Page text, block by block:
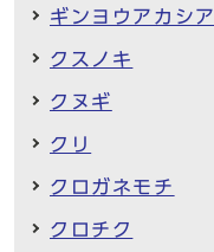
ギンヨウアカシア
クスノキ
クヌギ
クリ
クロガネモチ
クロチク